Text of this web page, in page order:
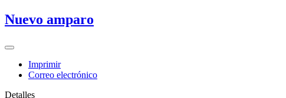
Nuevo amparo
Imprimir
Correo electrónico
Detalles